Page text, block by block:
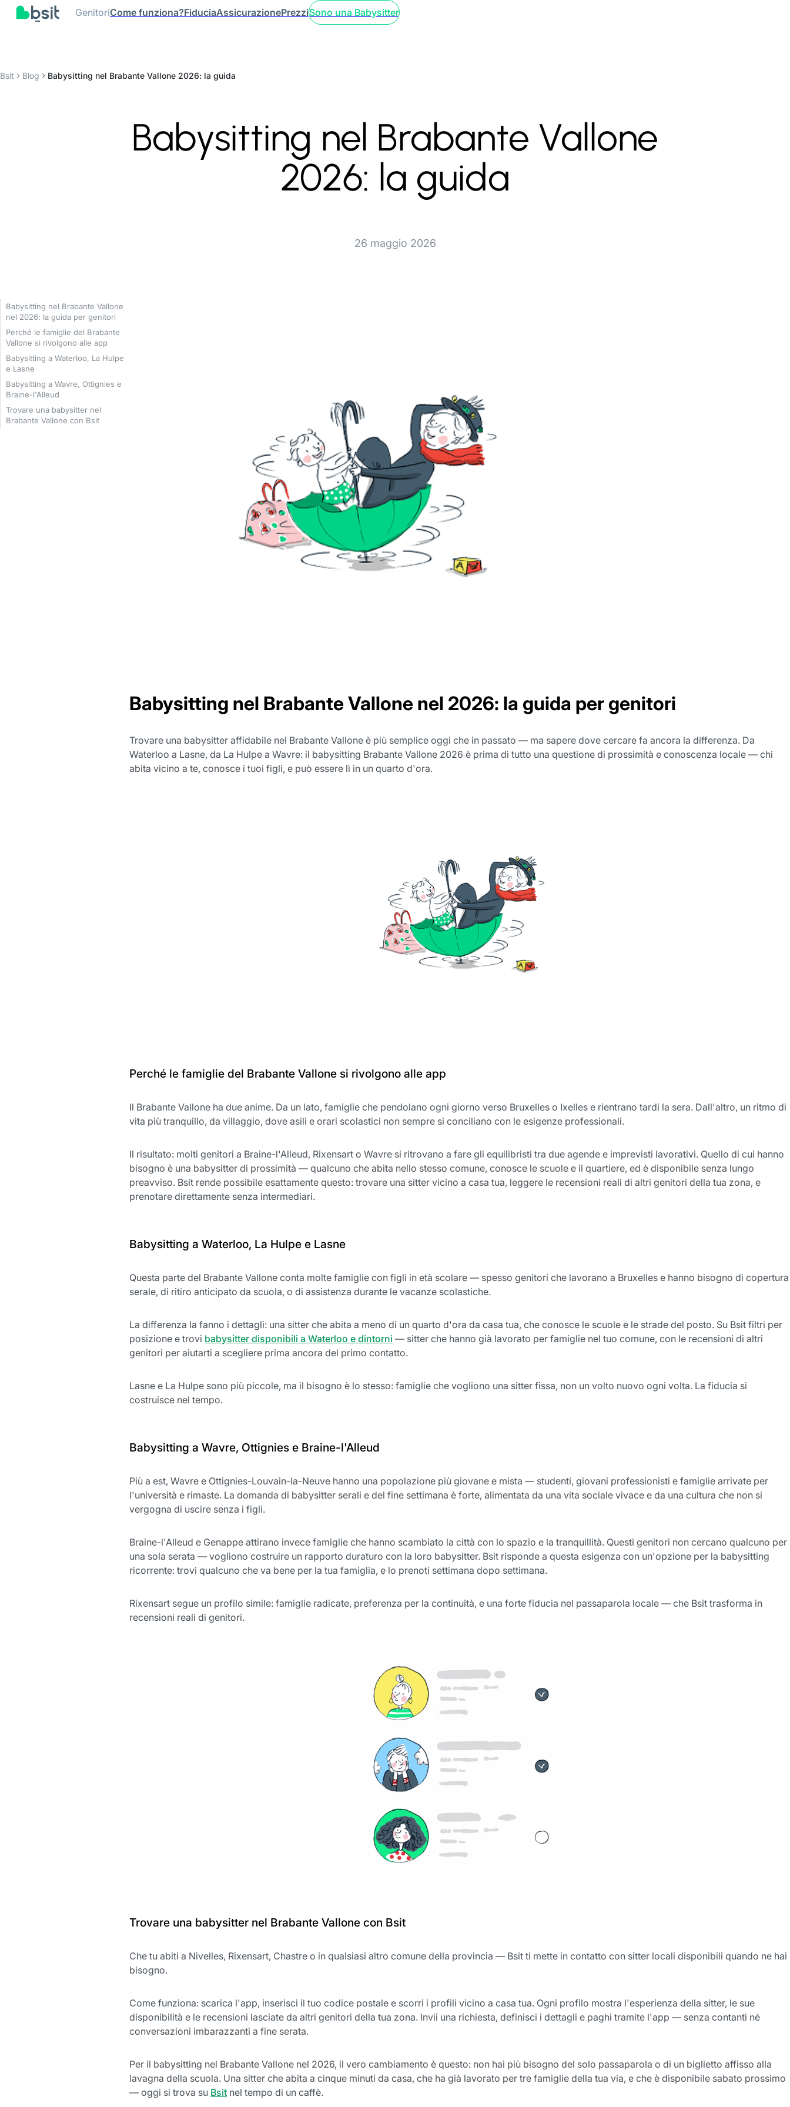
GenitoriCome funziona?FiduciaAssicurazionePrezziSono una Babysitter
Bsit Blog Babysitting nel Brabante Vallone 2026: la guida
Babysitting nel Brabante Vallone
2026: la guida
26 maggio 2026
Babysitting nel Brabante Vallone
nel 2026: la guida per genitori
Perché le famiglie del Brabante
Vallone si rivolgono alle app
Babysitting a Waterloo, La Hulpe
e Lasne
Babysitting a Wavre, Ottignies e
Braine-l'Alleud
Trovare una babysitter nel
Brabante Vallone con Bsit
Babysitting nel Brabante Vallone nel 2026: la guida per genitori
Trovare una babysitter affidabile nel Brabante Vallone è più semplice oggi che in passato — ma sapere dove cercare fa ancora la differenza. Da
Waterloo a Lasne, da La Hulpe a Wavre: il babysitting Brabante Vallone 2026 è prima di tutto una questione di prossimità e conoscenza locale — chi
abita vicino a te, conosce i tuoi figli, e può essere lì in un quarto d'ora.
Perché le famiglie del Brabante Vallone si rivolgono alle app
Il Brabante Vallone ha due anime. Da un lato, famiglie che pendolano ogni giorno verso Bruxelles o Ixelles e rientrano tardi la sera. Dall'altro, un ritmo di
vita più tranquillo, da villaggio, dove asili e orari scolastici non sempre si conciliano con le esigenze professionali.
Il risultato: molti genitori a Braine-l'Alleud, Rixensart o Wavre si ritrovano a fare gli equilibristi tra due agende e imprevisti lavorativi. Quello di cui hanno
bisogno è una babysitter di prossimità — qualcuno che abita nello stesso comune, conosce le scuole e il quartiere, ed è disponibile senza lungo
preavviso. Bsit rende possibile esattamente questo: trovare una sitter vicino a casa tua, leggere le recensioni reali di altri genitori della tua zona, e
prenotare direttamente senza intermediari.
Babysitting a Waterloo, La Hulpe e Lasne
Questa parte del Brabante Vallone conta molte famiglie con figli in età scolare — spesso genitori che lavorano a Bruxelles e hanno bisogno di copertura
serale, di ritiro anticipato da scuola, o di assistenza durante le vacanze scolastiche.
La differenza la fanno i dettagli: una sitter che abita a meno di un quarto d'ora da casa tua, che conosce le scuole e le strade del posto. Su Bsit filtri per
posizione e trovi babysitter disponibili a Waterloo e dintorni — sitter che hanno già lavorato per famiglie nel tuo comune, con le recensioni di altri
genitori per aiutarti a scegliere prima ancora del primo contatto.
Lasne e La Hulpe sono più piccole, ma il bisogno è lo stesso: famiglie che vogliono una sitter fissa, non un volto nuovo ogni volta. La fiducia si
costruisce nel tempo.
Babysitting a Wavre, Ottignies e Braine-l'Alleud
Più a est, Wavre e Ottignies-Louvain-la-Neuve hanno una popolazione più giovane e mista — studenti, giovani professionisti e famiglie arrivate per
l'università e rimaste. La domanda di babysitter serali e del fine settimana è forte, alimentata da una vita sociale vivace e da una cultura che non si
vergogna di uscire senza i figli.
Braine-l'Alleud e Genappe attirano invece famiglie che hanno scambiato la città con lo spazio e la tranquillità. Questi genitori non cercano qualcuno per
una sola serata — vogliono costruire un rapporto duraturo con la loro babysitter. Bsit risponde a questa esigenza con un'opzione per la babysitting
ricorrente: trovi qualcuno che va bene per la tua famiglia, e lo prenoti settimana dopo settimana.
Rixensart segue un profilo simile: famiglie radicate, preferenza per la continuità, e una forte fiducia nel passaparola locale — che Bsit trasforma in
recensioni reali di genitori.
Trovare una babysitter nel Brabante Vallone con Bsit
Che tu abiti a Nivelles, Rixensart, Chastre o in qualsiasi altro comune della provincia — Bsit ti mette in contatto con sitter locali disponibili quando ne hai
bisogno.
Come funziona: scarica l'app, inserisci il tuo codice postale e scorri i profili vicino a casa tua. Ogni profilo mostra l'esperienza della sitter, le sue
disponibilità e le recensioni lasciate da altri genitori della tua zona. Invii una richiesta, definisci i dettagli e paghi tramite l'app — senza contanti né
conversazioni imbarazzanti a fine serata.
Per il babysitting nel Brabante Vallone nel 2026, il vero cambiamento è questo: non hai più bisogno del solo passaparola o di un biglietto affisso alla
lavagna della scuola. Una sitter che abita a cinque minuti da casa, che ha già lavorato per tre famiglie della tua via, e che è disponibile sabato prossimo
— oggi si trova su Bsit nel tempo di un caffè.